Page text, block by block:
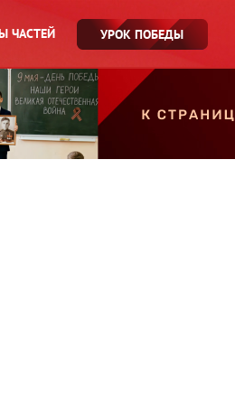
ЧАСТЕЙ УРОК ПОБЕДЫ